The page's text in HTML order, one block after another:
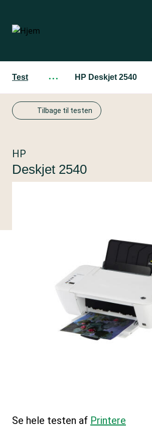
hovedindhold
Test ··· HP Deskjet 2540
Tilbage til testen
HP
Deskjet 2540
Se hele testen af Printere